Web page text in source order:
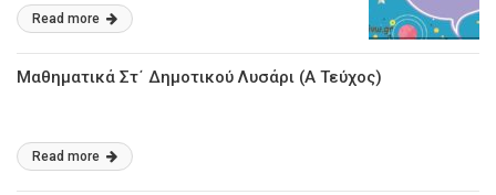
Read more
Μαθηματικά Στ΄ Δημοτικού Λυσάρι (Α Τεύχος)
Read more